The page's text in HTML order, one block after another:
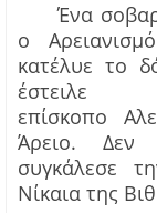
Ένα
ο
κατέλυε το
επίσκοπο
Άρειο. Δεν
συγκάλεσε
Νίκαια της